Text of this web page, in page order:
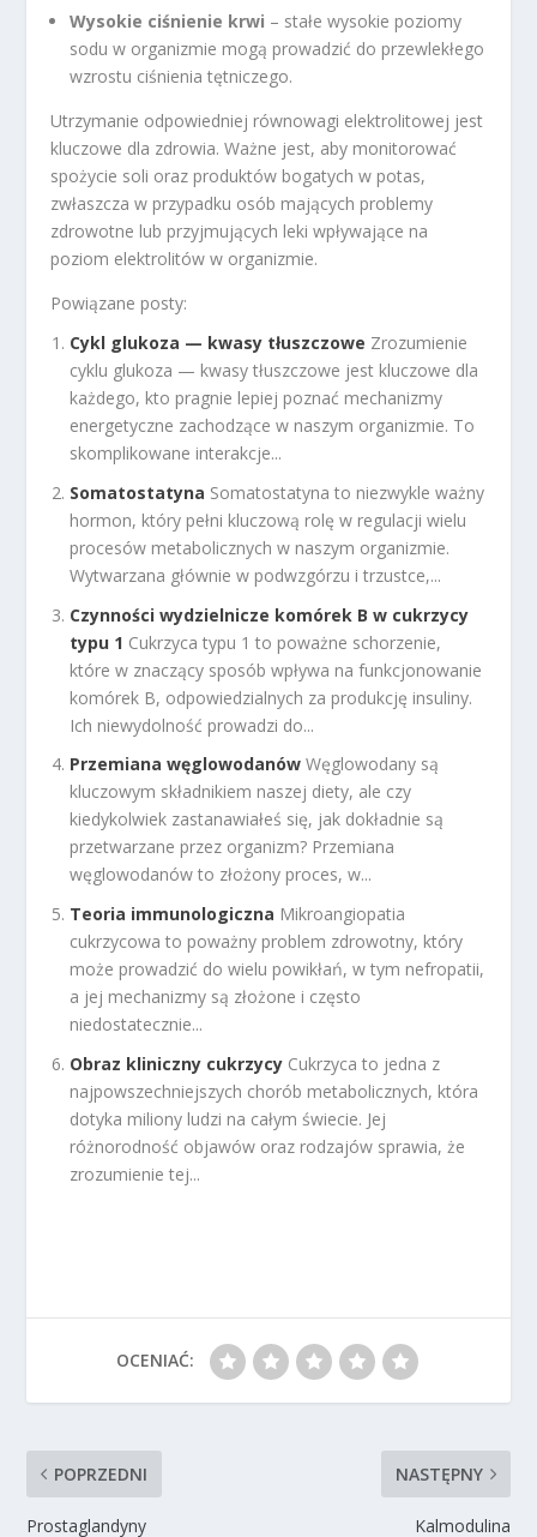
Wysokie ciśnienie krwi – stałe wysokie poziomy
sodu w organizmie mogą prowadzić do przewlekłego
wzrostu ciśnienia tętniczego.
Utrzymanie odpowiedniej równowagi elektrolitowej jest
kluczowe dla zdrowia. Ważne jest, aby monitorować
spożycie soli oraz produktów bogatych w potas,
zwłaszcza w przypadku osób mających problemy
zdrowotne lub przyjmujących leki wpływające na
poziom elektrolitów w organizmie.
Powiązane posty:
Cykl glukoza — kwasy tłuszczowe Zrozumienie
cyklu glukoza — kwasy tłuszczowe jest kluczowe dla
każdego, kto pragnie lepiej poznać mechanizmy
energetyczne zachodzące w naszym organizmie. To
skomplikowane interakcje...
Somatostatyna Somatostatyna to niezwykle ważny
hormon, który pełni kluczową rolę w regulacji wielu
procesów metabolicznych w naszym organizmie.
Wytwarzana głównie w podwzgórzu i trzustce,...
Czynności wydzielnicze komórek B w cukrzycy
typu 1 Cukrzyca typu 1 to poważne schorzenie,
które w znaczący sposób wpływa na funkcjonowanie
komórek B, odpowiedzialnych za produkcję insuliny.
Ich niewydolność prowadzi do...
Przemiana węglowodanów Węglowodany są
kluczowym składnikiem naszej diety, ale czy
kiedykolwiek zastanawiałeś się, jak dokładnie są
przetwarzane przez organizm? Przemiana
węglowodanów to złożony proces, w...
Teoria immunologiczna Mikroangiopatia
cukrzycowa to poważny problem zdrowotny, który
może prowadzić do wielu powikłań, w tym nefropatii,
a jej mechanizmy są złożone i często
niedostatecznie...
Obraz kliniczny cukrzycy Cukrzyca to jedna z
najpowszechniejszych chorób metabolicznych, która
dotyka miliony ludzi na całym świecie. Jej
różnorodność objawów oraz rodzajów sprawia, że
zrozumienie tej...
OCENIAĆ:
POPRZEDNI
Prostaglandyny
NASTĘPNY
Kalmodulina